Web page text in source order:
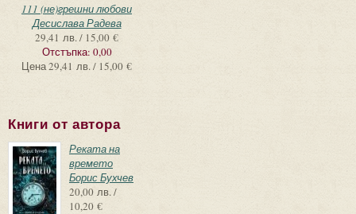
111 (не)грешни любови
Десислава Радева
29,41 лв. / 15,00 €
Отстъпка: 0,00
Цена29,41 лв. / 15,00 €
Книги от автора
Реката на
времето
Борис Бухчев
20,00 лв. /
10,20 €